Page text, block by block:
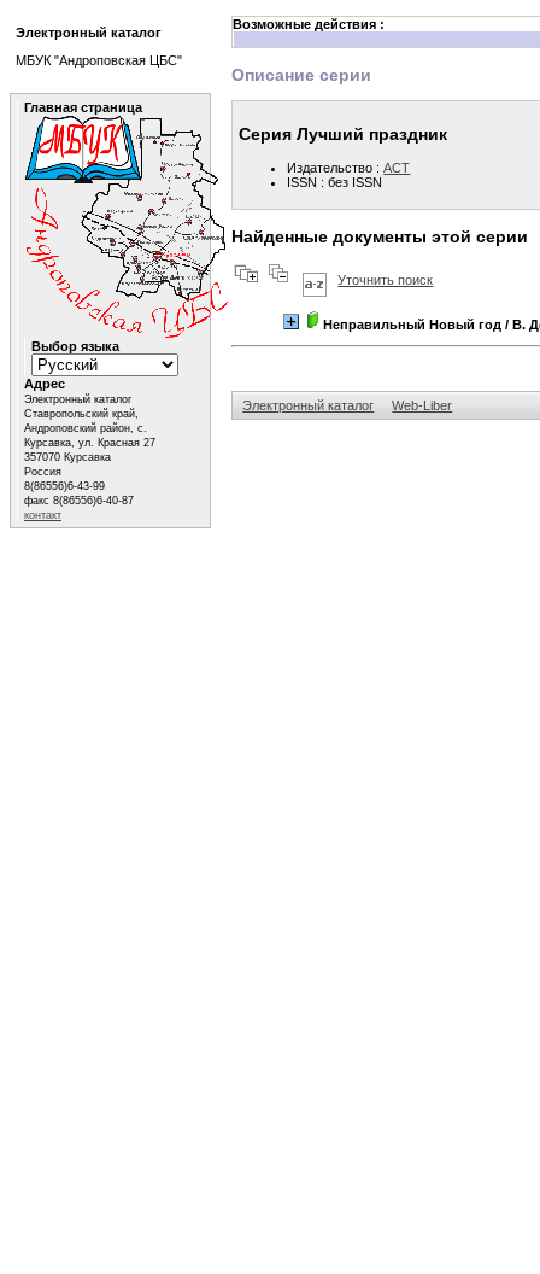
Возможные действия :
Описание серии
Серия Лучший праздник
Издательство :АСТ
ISSN : без ISSN
Найденные документы этой серии
Уточнить поиск
Неправильный Новый год / В.
Электронный каталог Web-Liber
Электронный каталог
МБУК "Андроповская ЦБС"
Главная страница
Выбор языка
Адрес
Электронный каталог
Ставропольский край,
Андроповский район, с.
Курсавка, ул. Красная 27
357070 Курсавка
Россия
8(86556)6-43-99
факс 8(86556)6-40-87
контакт